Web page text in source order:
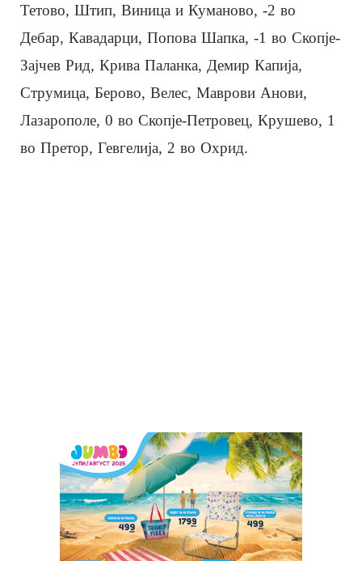
Тетово, Штип, Виница и Куманово, -2 во
Дебар, Кавадарци, Попова Шапка, -1 во Скопје-
Зајчев Рид, Крива Паланка, Демир Капија,
Струмица, Берово, Велес, Маврови Анови,
Лазарополе, 0 во Скопје-Петровец, Крушево, 1
во Претор, Гевгелија, 2 во Охрид.